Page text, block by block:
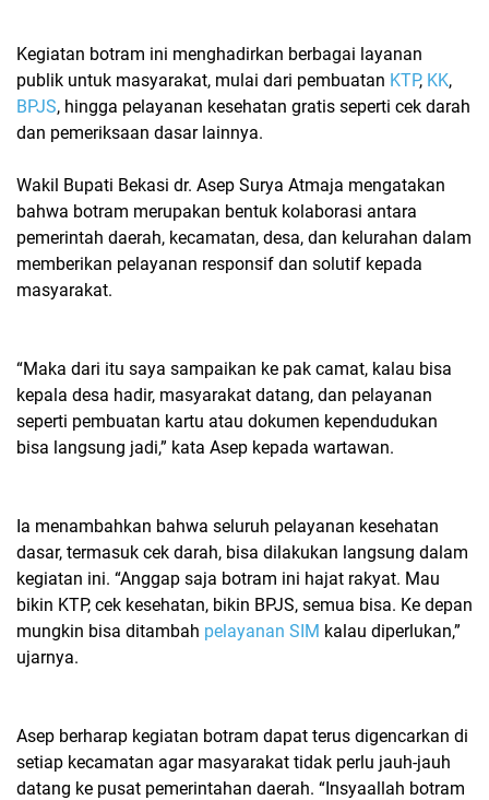
Kegiatan botram ini menghadirkan berbagai layanan
publik untuk masyarakat, mulai dari pembuatan KTP, KK,
BPJS, hingga pelayanan kesehatan gratis seperti cek darah
dan pemeriksaan dasar lainnya.
Wakil Bupati Bekasi dr. Asep Surya Atmaja mengatakan
bahwa botram merupakan bentuk kolaborasi antara
pemerintah daerah, kecamatan, desa, dan kelurahan dalam
memberikan pelayanan responsif dan solutif kepada
masyarakat.
“Maka dari itu saya sampaikan ke pak camat, kalau bisa
kepala desa hadir, masyarakat datang, dan pelayanan
seperti pembuatan kartu atau dokumen kependudukan
bisa langsung jadi,” kata Asep kepada wartawan.
Ia menambahkan bahwa seluruh pelayanan kesehatan
dasar, termasuk cek darah, bisa dilakukan langsung dalam
kegiatan ini. “Anggap saja botram ini hajat rakyat. Mau
bikin KTP, cek kesehatan, bikin BPJS, semua bisa. Ke depan
mungkin bisa ditambah pelayanan SIM kalau diperlukan,”
ujarnya.
Asep berharap kegiatan botram dapat terus digencarkan di
setiap kecamatan agar masyarakat tidak perlu jauh-jauh
datang ke pusat pemerintahan daerah. “Insyaallah botram